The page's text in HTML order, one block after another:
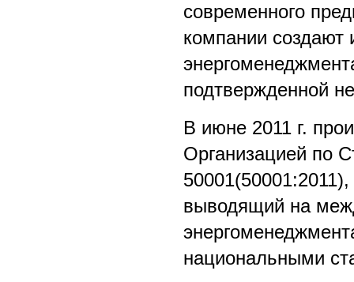
современного
компании создают
подтвержденной
В июне 2011 г.
Организацией по
выводящий на
национальными